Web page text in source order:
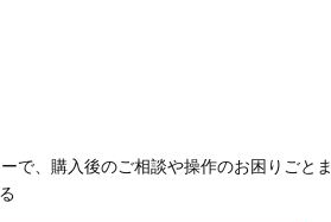
で、購入後のご相談や操作のお困りごと